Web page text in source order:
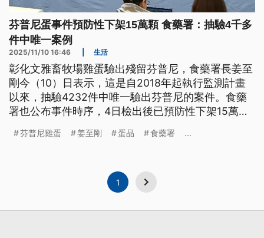
芬普尼蛋事件預防性下架15萬顆 食藥署：抽驗4千多
件中唯一案例
2025/11/10 16:46 生活
彰化文雅畜牧場雞蛋驗出殘留芬普尼，食藥署長姜至
剛今（10）日表示，這是自2018年起執行監測計畫
以來，抽驗4232件中唯一驗出芬普尼的案件。食藥
署也公布事件時序，4日檢出後已預防性下架15萬顆
格，芬普尼來源仍待進一步確認。
芬普尼雞蛋 姜至剛 蛋品 食藥署 ...
1